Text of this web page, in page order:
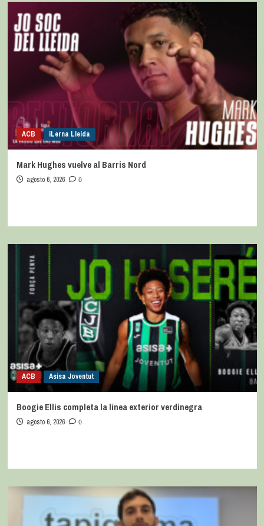
ACB iLerna Lleida
Mark Hughes vuelve al Barris Nord
agosto 6, 2026 0
ACB Asisa Joventut
Boogie Ellis completa la línea exterior verdinegra
agosto 6, 2026 0